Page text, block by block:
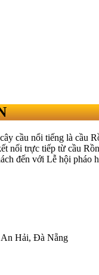
cầu nổi tiếng là cầu
nối trực tiếp từ cầu
đến với Lễ hội pháo
Hải, Đà Nẵng